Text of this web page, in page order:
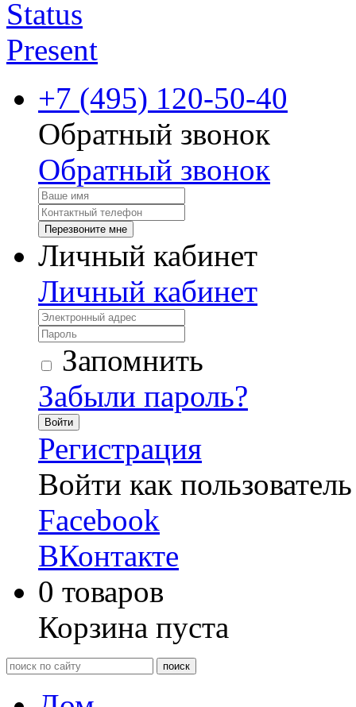
+7 (495) 120-50-40
Обратный звонок
Обратный звонок
Перезвоните мне
Личный кабинет
Личный кабинет
Запомнить
Забыли пароль?
Войти
Регистрация
Войти как пользователь
Facebook
ВКонтакте
0 товаров
Корзина пуста